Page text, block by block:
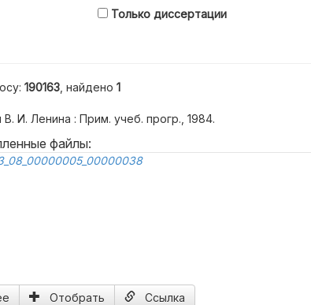
Только диссертации
190163 , найдено 1
В. И. Ленина : Прим. учеб. прогр., 1984.
файлы:
Отобрать Ссылка